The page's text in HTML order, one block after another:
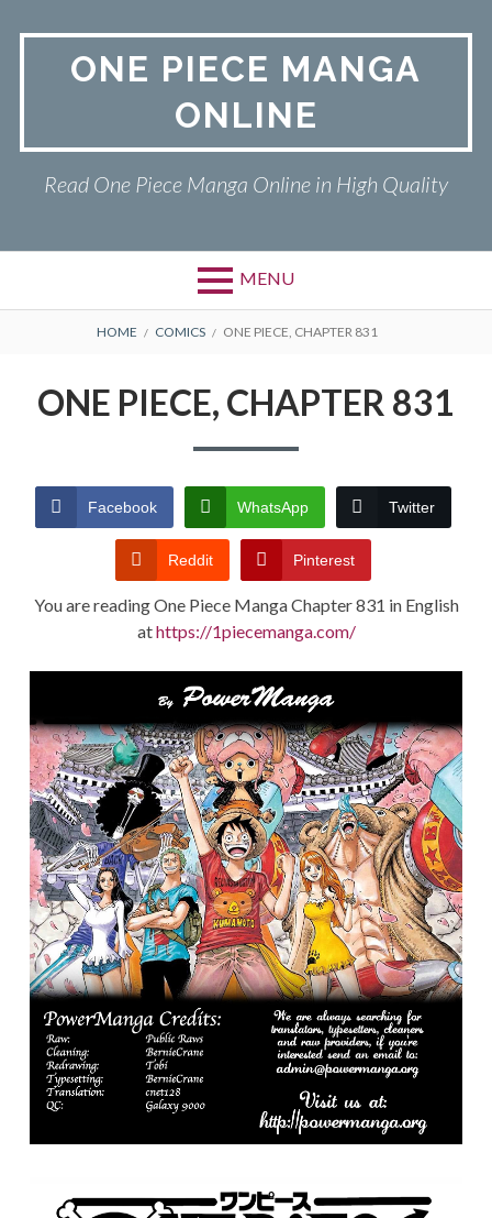
ONE PIECE MANGA
ONLINE
Read One Piece Manga Online in High Quality
MENU
Primary
ONE PIECE
TERMS AND
CONDITIONS
BREADCRUMBS
HOME COMICS ONE PIECE, CHAPTER 831
ONE PIECE, CHAPTER 831
Facebook WhatsApp Twitter
Reddit Pinterest
You are reading One Piece Manga Chapter 831 in English
athttps://1piecemanga.com/